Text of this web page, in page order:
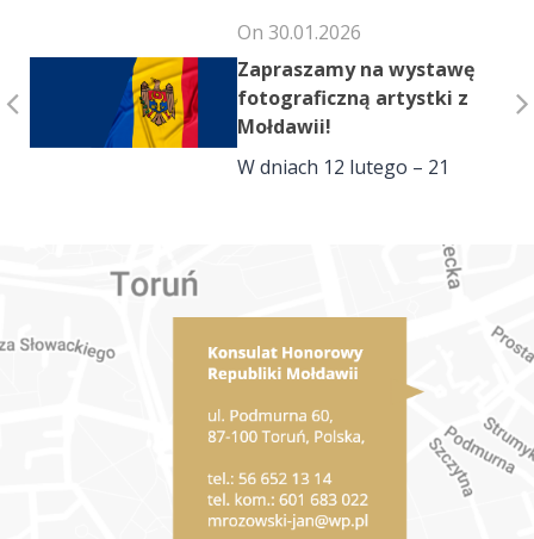
On 30.01.2026
Zapraszamy na wystawę
fotograficzną artystki z
Mołdawii!
W dniach 12 lutego – 21
współczesnej fotografii pt.
„FUGERE” mołdawskiej
artystki Victorii
Viprady. „FUGERE” to
projekt artystyczny
poświęcony refleksji nad
pamięcią i doświadczeniem
czasu. Wystawa